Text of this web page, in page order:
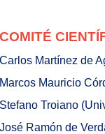
COMITÉ
Carlos Martínez de
Marcos Mauricio
Stefano Troiano
José Ramón de